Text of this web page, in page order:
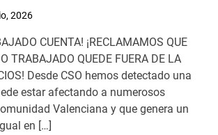
2026
CUENTA! ¡RECLAMAMOS QUE
TRABAJADO QUEDE FUERA DE LA
Desde CSO hemos detectado una
estar afectando a numerosos
Valenciana y que genera un
en […]